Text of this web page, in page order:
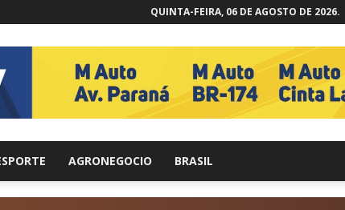
QUINTA-FEIRA, 06 DE AGOSTO DE 2026.
AGRONEGOCIO BRASIL